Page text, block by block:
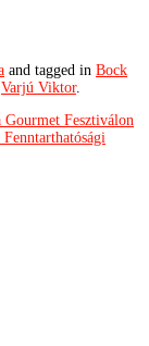
and tagged in Bock
Varjú Viktor.
Fesztiválon